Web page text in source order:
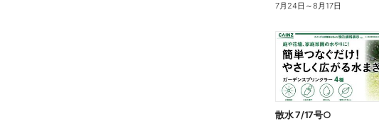
7月24日 ～8月17日
散水 7/17号○